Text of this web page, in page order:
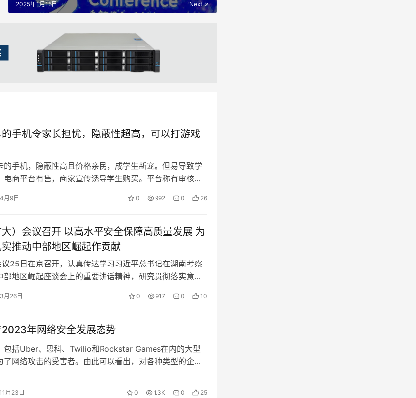
Next
2025年1月15日
手机令家长担忧，隐蔽性超高，可以打游戏
的手机，隐蔽性高且价格亲民，成学生新宠。但易导致学
电商平台有售，商家宣传诱导学生购买。平台称有审核，
传。需家庭、学校、社会共同…
月9日 0 992 0 26
）会议召开 以高水平安全保障高质量发展 为
推动中部地区崛起作贡献
25日在京召开，认真传达学习习近平总书记在湖南考察
部地区崛起座谈会上的重要讲话精神，研究贯彻落实意
入学习贯彻习近平总书记重…
月26日 0 917 0 10
年网络安全发展态势
括Uber、思科、Twilio和Rockstar Games在内的大型
了网络攻击的受害者。由此可以看出，对各种类型的企业
月23日 0 1.3K 0 25